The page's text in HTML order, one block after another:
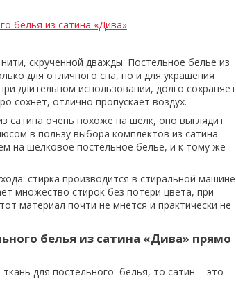
белья из сатина «Дива»
скрученной дважды. Постельное белье из
для отличного сна, но и для украшения
длительном использовании, долго сохраняет
сохнет, отлично пропускает воздух.
сатина очень похоже на шелк, оно выглядит
в пользу выбора комплектов из сатина
на шелковое постельное белье, и к тому же
стирка производится в стиральной машине
множество стирок без потери цвета, при
материал почти не мнется и практически не
белья из сатина «Дива» прямо
для постельного белья, то сатин - это